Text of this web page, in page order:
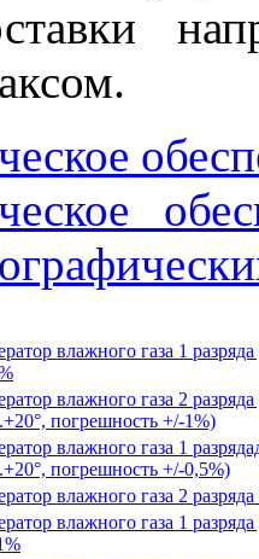
влажного газа 1
влажного газа 2
погрешность +/-1%)
влажного газа 1
погрешность +/-0,5%)
влажного газа 2
влажного газа 1